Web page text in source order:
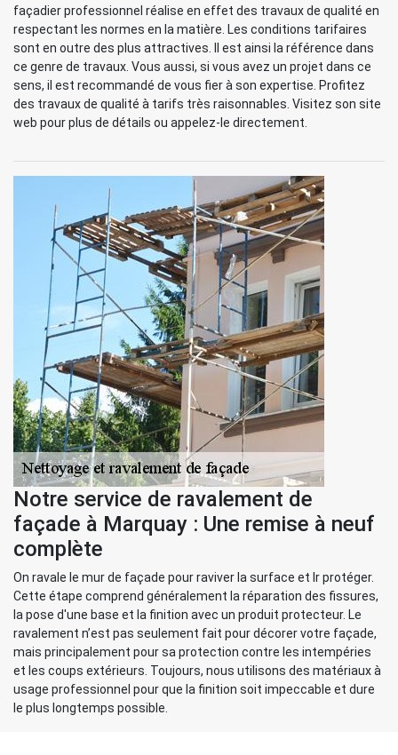
façadier professionnel réalise en effet des travaux de qualité en
respectant les normes en la matière. Les conditions tarifaires
sont en outre des plus attractives. Il est ainsi la référence dans
ce genre de travaux. Vous aussi, si vous avez un projet dans ce
sens, il est recommandé de vous fier à son expertise. Profitez
des travaux de qualité à tarifs très raisonnables. Visitez son site
web pour plus de détails ou appelez-le directement.
Notre service de ravalement de
façade à Marquay : Une remise à neuf
complète
On ravale le mur de façade pour raviver la surface et lr protéger.
Cette étape comprend généralement la réparation des fissures,
la pose d'une base et la finition avec un produit protecteur. Le
ravalement n’est pas seulement fait pour décorer votre façade,
mais principalement pour sa protection contre les intempéries
et les coups extérieurs. Toujours, nous utilisons des matériaux à
usage professionnel pour que la finition soit impeccable et dure
le plus longtemps possible.